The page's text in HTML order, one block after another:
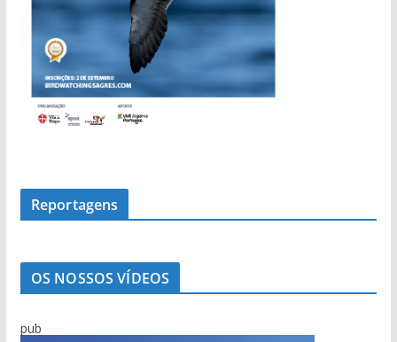
Reportagens
OS NOSSOS VÍDEOS
pub